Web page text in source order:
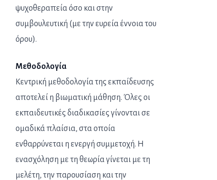
ψυχοθεραπεία όσο και στην
συμβουλευτική (με την ευρεία έννοια του
όρου).
Μεθοδολογία
Κεντρική μεθοδολογία της εκπαίδευσης
αποτελεί η βιωματική μάθηση. Όλες οι
εκπαιδευτικές διαδικασίες γίνονται σε
ομαδικά πλαίσια, στα οποία
ενθαρρύνεται η ενεργή συμμετοχή. Η
ενασχόληση με τη θεωρία γίνεται με τη
μελέτη, την παρουσίαση και την